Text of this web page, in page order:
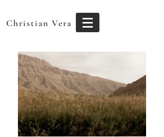
Christian Vera